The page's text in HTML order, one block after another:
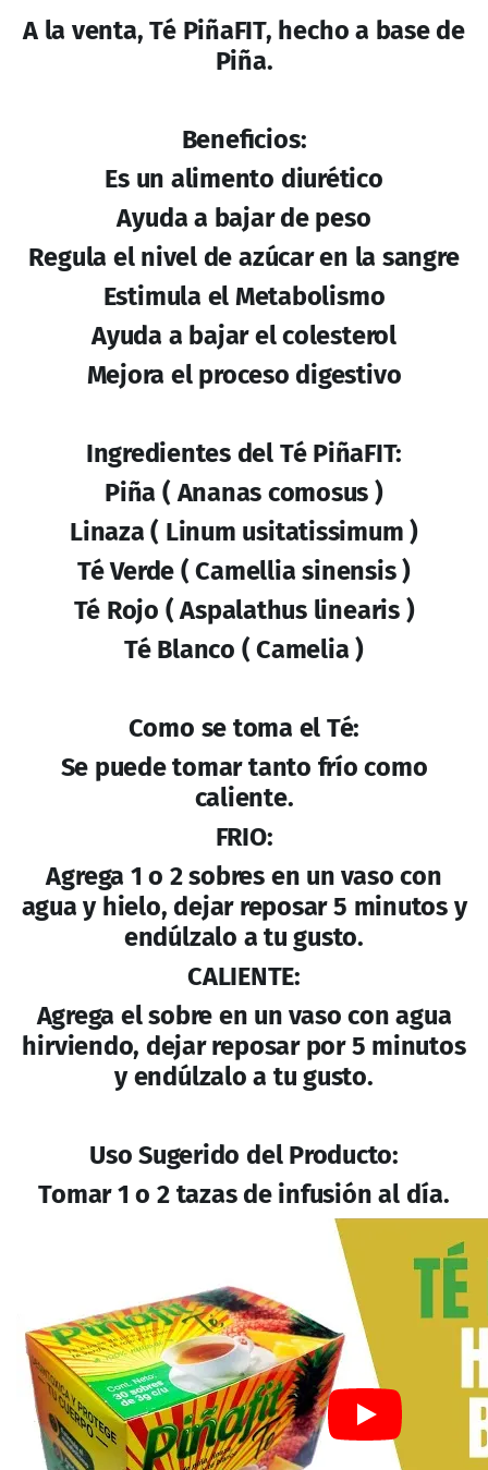
A la venta, Té PiñaFIT, hecho a base de
Piña.
Beneficios:
Es un alimento diurético
Ayuda a bajar de peso
Regula el nivel de azúcar en la sangre
Estimula el Metabolismo
Ayuda a bajar el colesterol
Mejora el proceso digestivo
Ingredientes del Té PiñaFIT:
Piña ( Ananas comosus )
Linaza ( Linum usitatissimum )
Té Verde ( Camellia sinensis )
Té Rojo ( Aspalathus linearis )
Té Blanco ( Camelia )
Como se toma el Té:
Se puede tomar tanto frío como
caliente.
FRIO:
Agrega 1 o 2 sobres en un vaso con
agua y hielo, dejar reposar 5 minutos y
endúlzalo a tu gusto.
CALIENTE:
Agrega el sobre en un vaso con agua
hirviendo, dejar reposar por 5 minutos
y endúlzalo a tu gusto.
Uso Sugerido del Producto:
Tomar 1 o 2 tazas de infusión al día.